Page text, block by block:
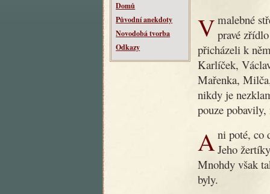
Domů
Původní anekdoty
Novodobá tvorba
Odkazy
V malebné středočeské vesnici Makotřasy žil kdysi dědeček, pravé
přicházeli k
Karlíček,
Mařenka,
nikdy je
pouze
Ani poté, co dobrý dědoušek zemřel, nezapomnělo se na něj.Jeho
Mnohdy však
byly.